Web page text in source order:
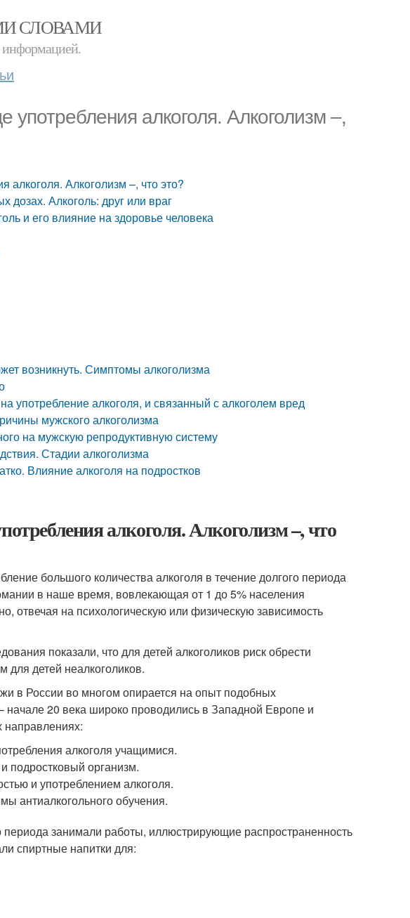
СЛОВАМИ
информацией.
употребления алкоголя. Алкоголизм –,
алкоголя. Алкоголизм –, что это?
дозах. Алкоголь: друг или враг
и его влияние на здоровье человека
возникнуть. Симптомы алкоголизма
употребление алкоголя, и связанный с алкоголем вред
мужского алкоголизма
на мужскую репродуктивную систему
Стадии алкоголизма
Влияние алкоголя на подростков
алкоголя. Алкоголизм –, что
большого количества алкоголя в течение долгого периода
в наше время, вовлекающая от 1 до 5% населения
отвечая на психологическую или физическую зависимость
показали, что для детей алкоголиков риск обрести
для детей неалкоголиков.
в России во многом опирается на опыт подобных
начале 20 века широко проводились в Западной Европе и
алкоголя учащимися.
подростковый организм.
и употреблением алкоголя.
антиалкогольного обучения.
занимали работы, иллюстрирующие распространенность
спиртные напитки для: